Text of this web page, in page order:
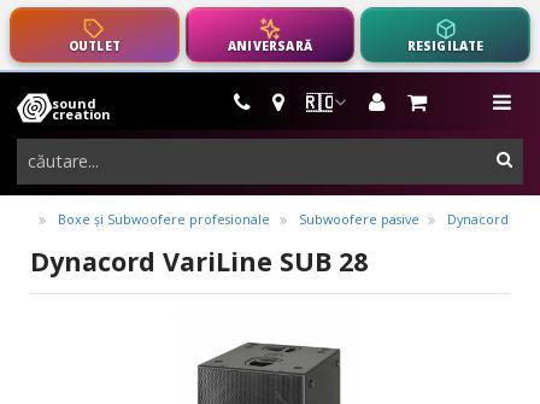
OUTLET ANIVERSARĂ RESIGILATE
🇷🇴
sound
creation
instrumente
muzicale,
echipamente
pro-
audio
Boxe și Subwoofere profesionale Subwoofere pasive Dynacord
Dynacord VariLine SUB 28